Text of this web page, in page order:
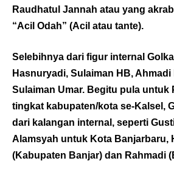
Raudhatul Jannah atau yang
“Acil Odah” (Acil atau tante).
Selebihnya dari figur internal
Hasnuryadi, Sulaiman HB,
Sulaiman Umar. Begitu pula untuk
tingkat kabupaten/kota se-Kalsel,
dari kalangan internal, seperti
Alamsyah untuk Kota Banjarbaru,
(Kabupaten Banjar) dan Rahmadi